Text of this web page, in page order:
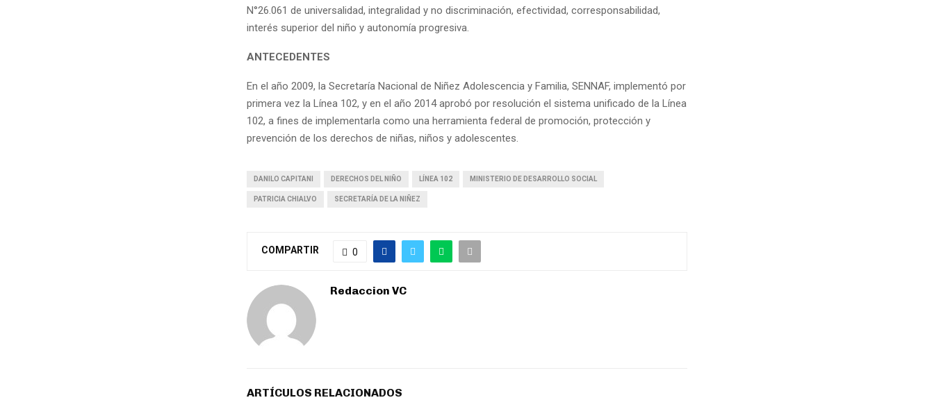
N°26.061 de universalidad, integralidad y no discriminación, efectividad, corresponsabilidad,
interés superior del niño y autonomía progresiva.
ANTECEDENTES
En el año 2009, la Secretaría Nacional de Niñez Adolescencia y Familia, SENNAF, implementó por
primera vez la Línea 102, y en el año 2014 aprobó por resolución el sistema unificado de la Línea
102, a fines de implementarla como una herramienta federal de promoción, protección y
prevención de los derechos de niñas, niños y adolescentes.
DANILO CAPITANI DERECHOS DEL NIÑO LÍNEA 102 MINISTERIO DE DESARROLLO SOCIAL
PATRICIA CHIALVO SECRETARÍA DE LA NIÑEZ
COMPARTIR 0
Redaccion VC
ARTÍCULOS RELACIONADOS